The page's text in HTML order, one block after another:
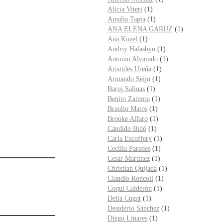
Alicia Viteri (1)
Amalia Tapia (1)
ANA ELENA GARUZ (1)
Ana Kozel (1)
Andriy Halashyn (1)
Antonio Alvarado (1)
Aristides Ureña (1)
Armando Seijo (1)
Baruj Salinas (1)
Benito Zamora (1)
Braulio Matos (1)
Brooke Alfaro (1)
Cándido Bidó (1)
Carla Escoffery (1)
Cecilia Paredes (1)
Cesar Martínez (1)
Christian Quijada (1)
Claudio Roncoli (1)
Coqui Calderón (1)
Delia Cugat (1)
Desiderio Sánchez (1)
Diego Linares (1)